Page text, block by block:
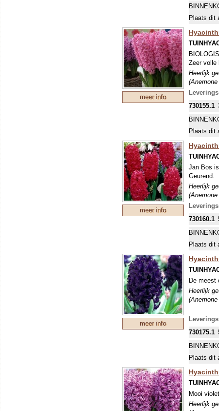
Plaats dit
meer info
Zeer volle
Heerlijk
730155.1
Plaats dit
meer info
Jan Bos
Geurend.
Heerlijk
730160.1
Plaats dit
meer info
De meest
Heerlijk
730175.1
Plaats dit
Mooi
Heerlijk